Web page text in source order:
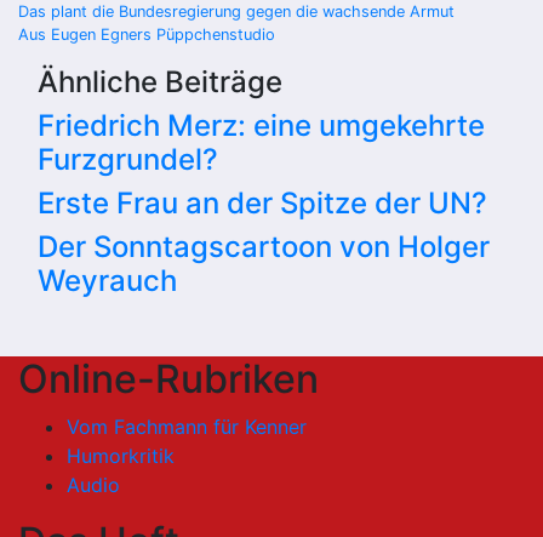
Beitragsnavigation
Das plant die Bundesregierung gegen die wachsende Armut
Aus Eugen Egners Püppchenstudio
Ähnliche Beiträge
Friedrich Merz: eine umgekehrte
Furzgrundel?
Erste Frau an der Spitze der UN?
Der Sonntagscartoon von Holger
Weyrauch
Online-Rubriken
Vom Fachmann für Kenner
Humorkritik
Audio